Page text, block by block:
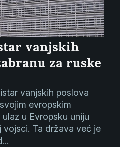
vanjskih
za ruske
vanjskih poslova
evropskim
u Evropsku uniju
vojsci. Ta država već je